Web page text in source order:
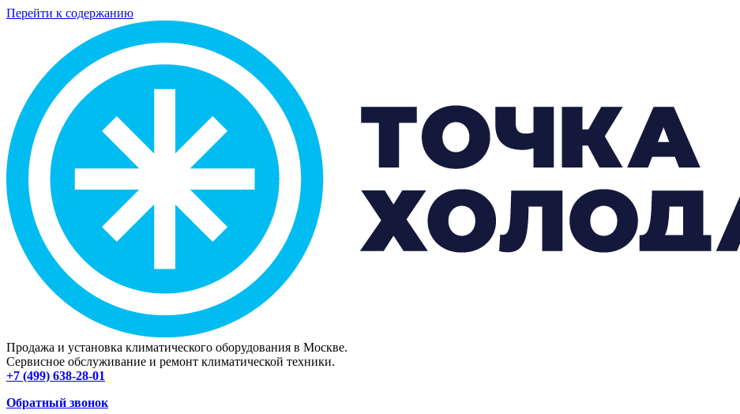
Перейти к содержанию
Продажа и установка климатического оборудования в Москве.
Сервисное обслуживание и ремонт климатической техники.
+7 (499) 638-28-01
Обратный звонок